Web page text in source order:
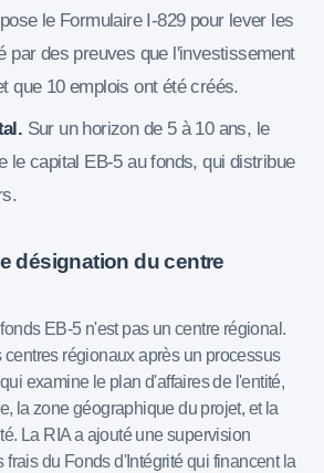
le Formulaire I-829 pour lever les
par des preuves que l'investissement
que 10 emplois ont été créés.
Sur un horizon de 5 à 10 ans, le
le capital EB-5 au fonds, qui distribue
désignation du centre
EB-5 n'est pas un centre régional.
régionaux après un processus
examine le plan d'affaires de l'entité,
la zone géographique du projet, et la
La RIA a ajouté une supervision
frais du Fonds d'Intégrité qui financent la